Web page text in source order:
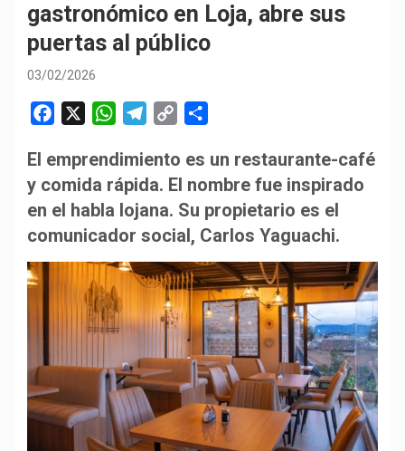
gastronómico en Loja, abre sus
puertas al público
03/02/2026
c
e
b
o
W
a
t
s
A
p
l
e
g
r
m
p
y
L
i
k
m
p
a
r
i
r
El emprendimiento es un restaurante-café
y comida rápida. El nombre fue inspirado
en el habla lojana. Su propietario es el
comunicador social, Carlos Yaguachi.